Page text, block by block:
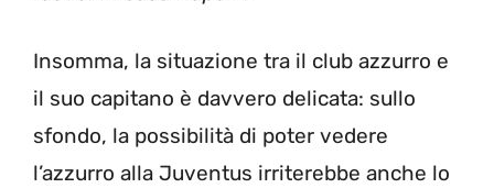
Insomma, la situazione tra il club azzurro e
il suo capitano è davvero delicata: sullo
sfondo, la possibilità di poter vedere
l’azzurro alla Juventus irriterebbe anche lo